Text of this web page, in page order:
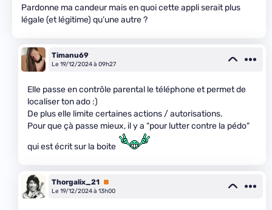
Pardonne ma candeur mais en quoi cette appli serait plus
légale (et légitime) qu’une autre ?
Timanu69
Le 19/12/2024 à 09h27
Elle passe en contrôle parental le téléphone et permet de
localiser ton ado :)
De plus elle limite certaines actions / autorisations.
Pour que çà passe mieux, il y a "pour lutter contre la pédo"
qui est écrit sur la boite
Thorgalix_21 Premium
Le 19/12/2024 à 13h00